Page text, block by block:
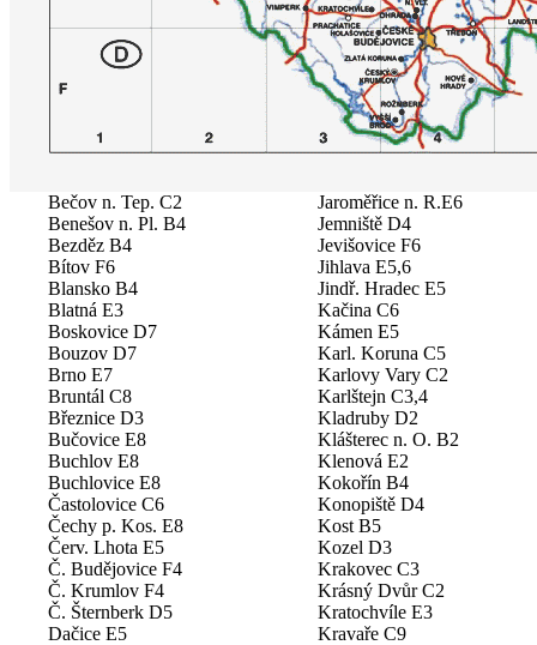
Bečov n. Tep. C2
Benešov n. Pl. B4
Bezděz B4
Bítov F6
Blansko B4
Blatná E3
Boskovice D7
Bouzov D7
Brno E7
Bruntál C8
Březnice D3
Bučovice E8
Buchlov E8
Buchlovice E8
Častolovice C6
Čechy p. Kos. E8
Červ. Lhota E5
Č. Budějovice F4
Č. Krumlov F4
Č. Šternberk D5
Dačice E5
Jaroměřice n. R.E6
Jemniště D4
Jevišovice F6
Jihlava E5,6
Jindř. Hradec E5
Kačina C6
Kámen E5
Karl. Koruna C5
Karlovy Vary C2
Karlštejn C3,4
Kladruby D2
Klášterec n. O. B2
Klenová E2
Kokořín B4
Konopiště D4
Kost B5
Kozel D3
Krakovec C3
Krásný Dvůr C2
Kratochvíle E3
Kravaře C9